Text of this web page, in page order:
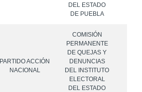
DEL ESTADO
DE PUEBLA
PARTIDO ACCIÓN
NACIONAL
COMISIÓN
PERMANENTE
DE QUEJAS Y
DENUNCIAS
DEL INSTITUTO
ELECTORAL
DEL ESTADO